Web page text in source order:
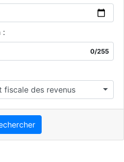
:
0/255
fiscale des revenus